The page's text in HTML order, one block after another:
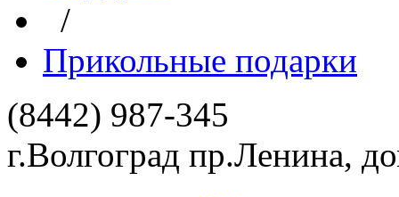
/
Прикольные подарки
(8442) 987-345
г.Волгоград пр.Ленина,